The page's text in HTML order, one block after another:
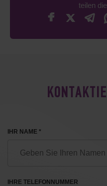
teilen
IHR NAME *
IHRE TELEFONNUMMER